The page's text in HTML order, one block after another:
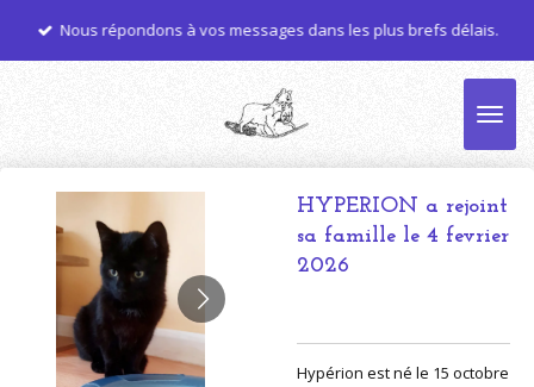
Passer Nous répondons à vos messages dans les plus brefs délais.
HYPERION a rejoint
sa famille le 4 fevrier
2026
Hypérion est né le 15 octobre